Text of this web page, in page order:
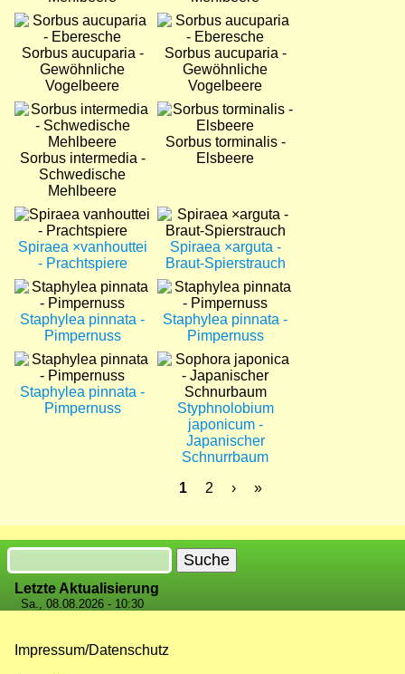
Bild
Sorbus aucuparia -
Gewöhnliche
Vogelbeere
Bild
Sorbus aucuparia -
Gewöhnliche
Vogelbeere
Bild
Sorbus intermedia -
Schwedische
Mehlbeere
Bild
Sorbus torminalis -
Elsbeere
Bild
Spiraea ×vanhouttei
- Prachtspiere
Bild
Spiraea ×arguta -
Braut-Spierstrauch
Bild
Staphylea pinnata -
Pimpernuss
Bild
Staphylea pinnata -
Pimpernuss
Bild
Staphylea pinnata -
Pimpernuss
Bild
Styphnolobium
japonicum -
Japanischer
Schnurrbaum
Aktuelle
1 Seite
2
Nächste
›
Letzte
»
Suche
Letzte Aktualisierung
Sa., 08.08.2026 - 10:30
Impressum/Datenschutz